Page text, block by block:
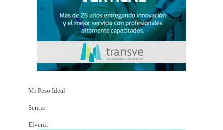
Mi Peso Ideal
Sentis
Elvenir